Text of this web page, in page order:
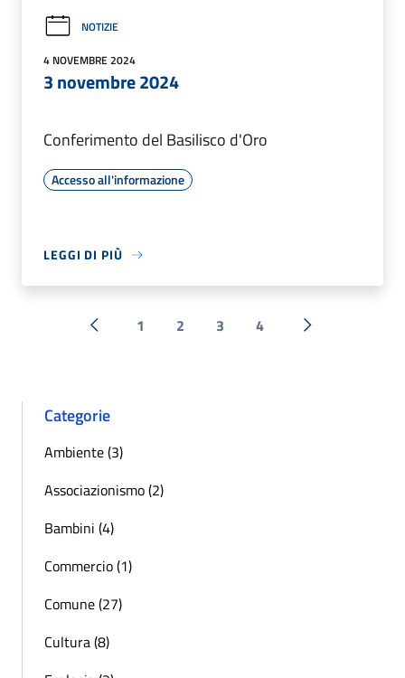
NOTIZIE
4 NOVEMBRE 2024
3 novembre 2024
Conferimento del Basilisco d'Oro
Accesso all'informazione
LEGGI DI PIÙ
« Precedente
1 2 3 4 Successiva »
Categorie
Ambiente (3)
Associazionismo (2)
Bambini (4)
Commercio (1)
Comune (27)
Cultura (8)